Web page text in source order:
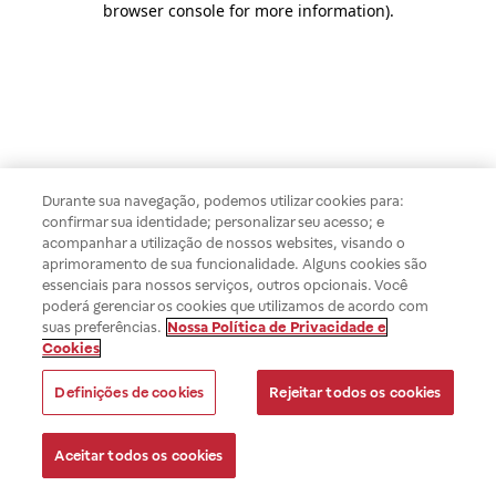
browser console for more information).
Durante sua navegação, podemos utilizar cookies para:
confirmar sua identidade; personalizar seu acesso; e
acompanhar a utilização de nossos websites, visando o
aprimoramento de sua funcionalidade. Alguns cookies são
essenciais para nossos serviços, outros opcionais. Você
poderá gerenciar os cookies que utilizamos de acordo com
suas preferências. Nossa Política de Privacidade e
Cookies
Definições de cookies Rejeitar todos os cookies
Aceitar todos os cookies